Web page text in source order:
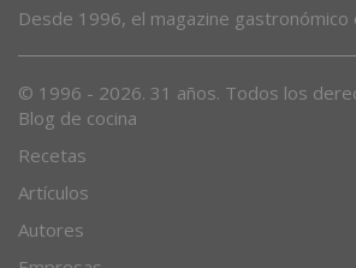
Blog de cocina
Recetas
Artículos